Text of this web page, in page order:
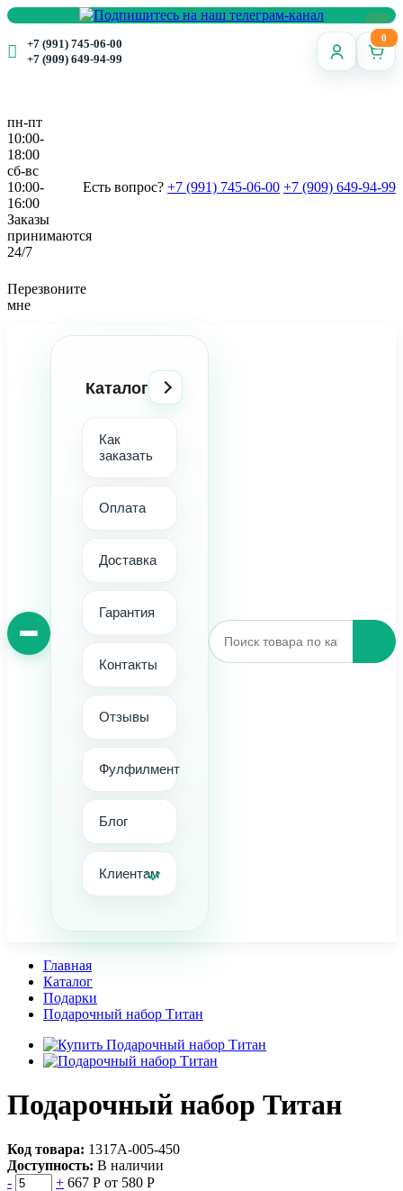
+7 (991) 745-06-00
+7 (909) 649-94-99
0
пн-пт
10:00-
18:00
сб-вс
10:00-
16:00
Заказы
принимаются
24/7
Есть вопрос? +7 (991) 745-06-00 +7 (909) 649-94-99
Перезвоните
мне
Каталог
Как
заказать
Оплата
Доставка
Гарантия
Контакты
Отзывы
Фулфилмент
Блог
Клиентам
Главная
Каталог
Подарки
Подарочный набор Титан
Подарочный набор Титан
Код товара: 1317А-005-450
Доступность: В наличии
-
+ 667 Р от 580 Р